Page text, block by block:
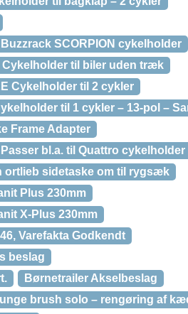
SCORPION cykelholder
Cykelholder til biler uden træk
Cykelholder til 2 cykler
til 1 cykler – 13-pol –
Frame Adapter
bl.a. til Quattro cykelholder
ortlieb sidetaske om til rygsæk
Plus 230mm
X-Plus 230mm
Varefakta Godkendt
beslag
Børnetrailer Akselbeslag
brush solo – rengøring af